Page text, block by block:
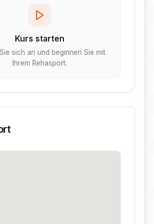
Kurs starten
sich an und beginnen Sie mit
Ihrem Rehasport.